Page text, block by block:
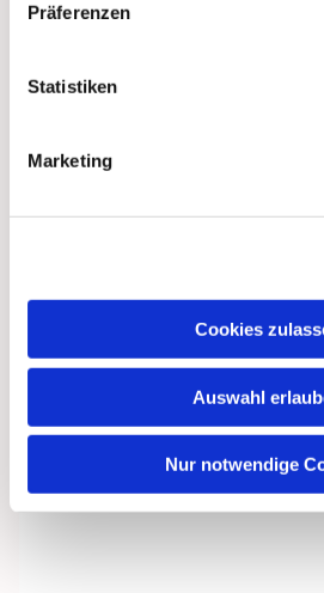
Präferenzen
Statistiken
Marketing
Cookies
Auswahl
Nur notwendige